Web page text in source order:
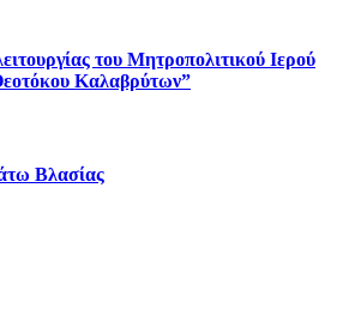
του Μητροπολιτικού Ιερού
Καλαβρύτων”
Βλασίας